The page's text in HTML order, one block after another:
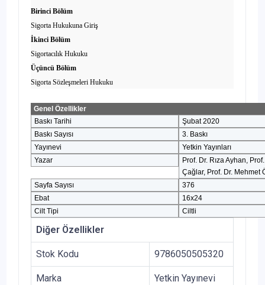
Birinci Bölüm
Sigorta Hukukuna Giriş
İkinci Bölüm
Sigortacılık Hukuku
Üçüncü Bölüm
Sigorta Sözleşmeleri Hukuku
Genel Özellikler
Baskı Tarihi
Şubat 2020
Baskı Sayısı
3. Baskı
Yayınevi
Yetkin Yayınları
Yazar
Prof. Dr. Rıza Ayhan,
Çağlar, Prof. Dr. Mehmet
Sayfa Sayısı
376
Ebat
16x24
Cilt Tipi
Ciltli
Diğer Özellikler
Stok Kodu 9786050505320
Marka Yetkin Yayınevi